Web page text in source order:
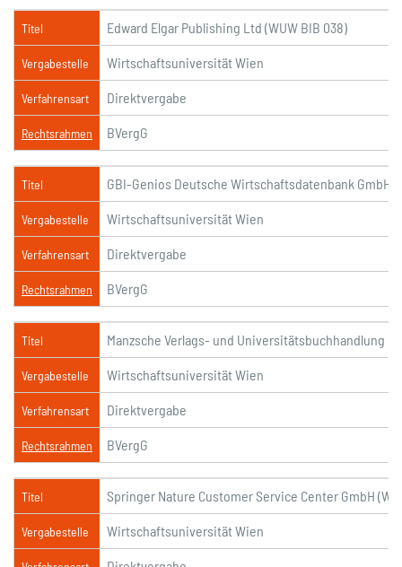
Titel Edward Elgar Publishing Ltd (WUW BIB 038)
Vergabestelle Wirtschaftsuniversität Wien
Verfahrensart Direktvergabe
Rechtsrahmen BVergG
Titel GBI-Genios Deutsche Wirtschaftsdatenbank GmbH
Vergabestelle Wirtschaftsuniversität Wien
Verfahrensart Direktvergabe
Rechtsrahmen BVergG
Titel Manzsche Verlags- und Universitätsbuchhandlung
Vergabestelle Wirtschaftsuniversität Wien
Verfahrensart Direktvergabe
Rechtsrahmen BVergG
Titel Springer Nature Customer Service Center GmbH
Vergabestelle Wirtschaftsuniversität Wien